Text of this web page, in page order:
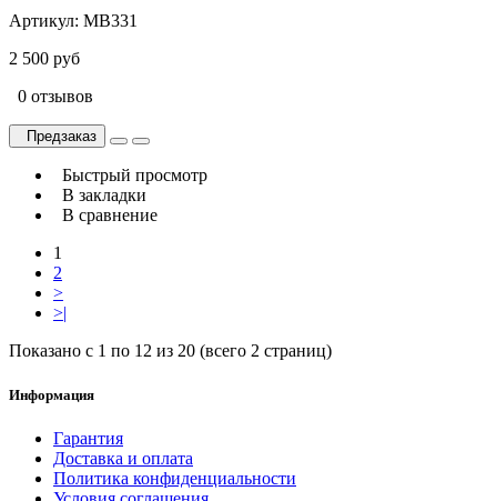
Артикул: MB331
2 500 руб
0 отзывов
Предзаказ
Быстрый просмотр
В закладки
В сравнение
1
2
>
>|
Показано с 1 по 12 из 20 (всего 2 страниц)
Информация
Гарантия
Доставка и оплата
Политика конфиденциальности